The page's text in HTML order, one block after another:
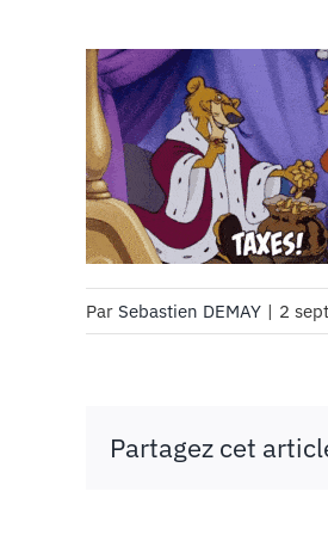
Par Sebastien DEMAY | 2
Partagez cet